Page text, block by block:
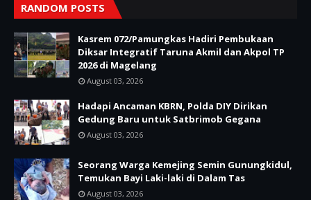
RANDOM POSTS
Kasrem 072/Pamungkas Hadiri Pembukaan
Diksar Integratif Taruna Akmil dan Akpol TP
2026 di Magelang
August 03, 2026
Hadapi Ancaman KBRN, Polda DIY Dirikan
Gedung Baru untuk Satbrimob Gegana
August 03, 2026
Seorang Warga Kemejing Semin Gunungkidul,
Temukan Bayi Laki-laki di Dalam Tas
August 03, 2026